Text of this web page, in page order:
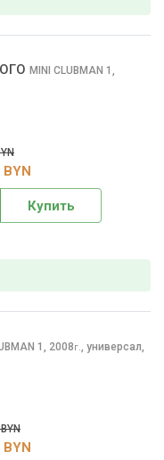
MINI CLUBMAN 1,
Купить
1, 2008г., универсал,